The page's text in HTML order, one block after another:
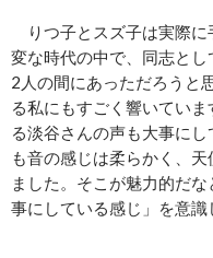
りつ子とスズ子は実際に
変な時代の中で、同志と
2人の間にあっただろうと
る私にもすごく響いてい
る淡谷さんの声も大事に
も音の感じは柔らかく、
ました。そこが魅力的だ
事にしている感じ」を意識